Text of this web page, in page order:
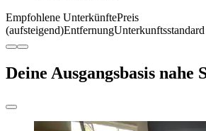
Empfohlene UnterkünftePreis
(aufsteigend)EntfernungUnterkunftsstandard
Deine Ausgangsbasis nahe